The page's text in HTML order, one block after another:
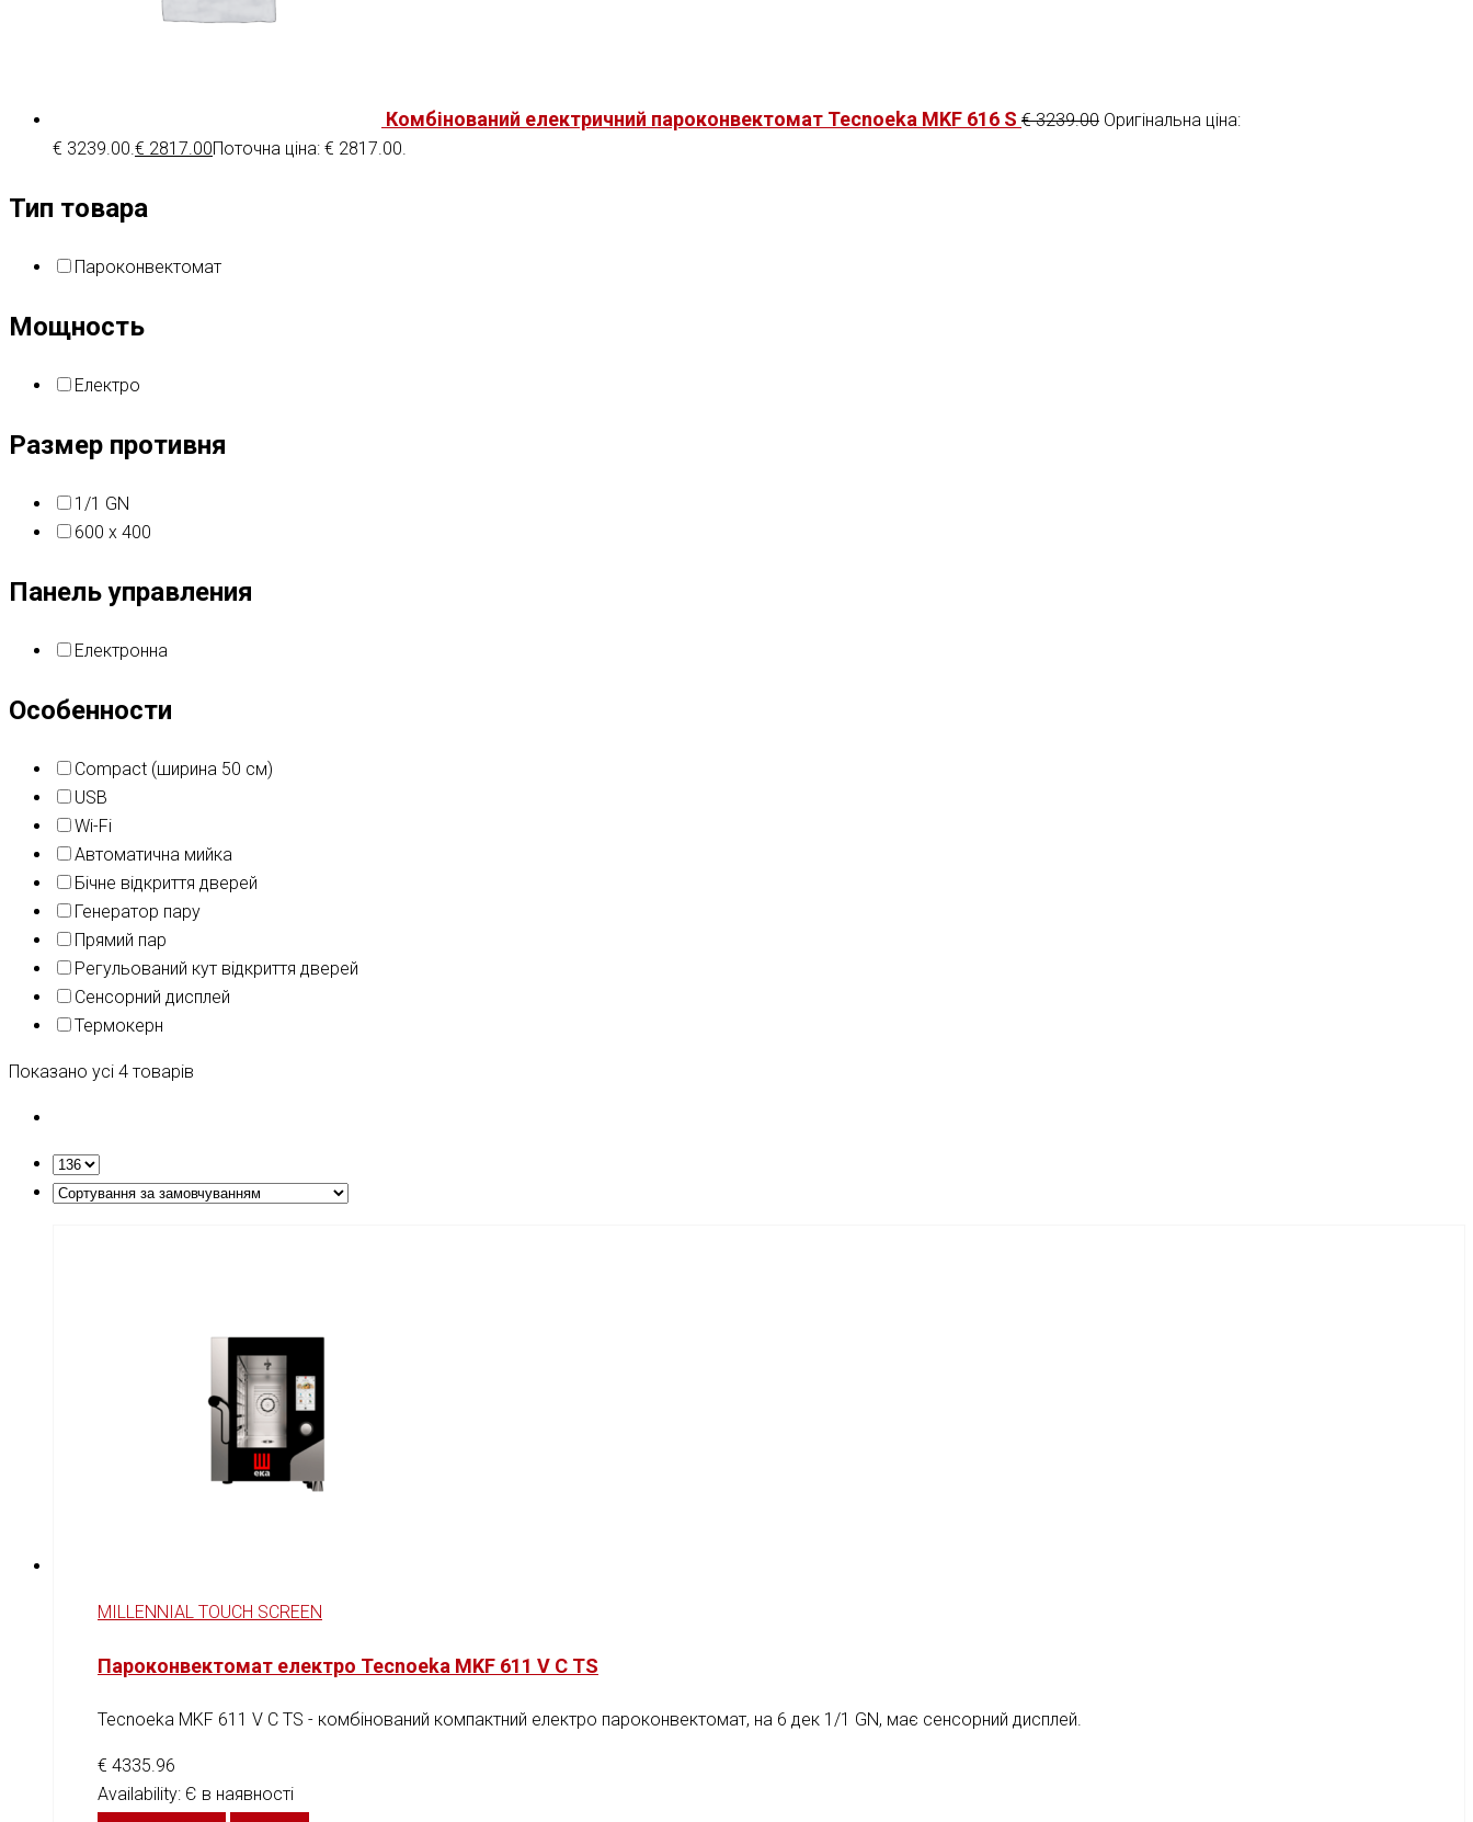
Комбінований електричний пароконвектомат Tecnoeka MKF 616 S €3239.00 Оригінальна ціна:
€ 3239.00. € 2817.00Поточна ціна: € 2817.00.
Тип товара
Пароконвектомат
Мощность
Електро
Размер противня
1/1 GN
600 x 400
Панель управления
Електронна
Особенности
Compact (ширина 50 см)
USB
Wi-Fi
Автоматична мийка
Бічне відкриття дверей
Генератор пару
Прямий пар
Регульований кут відкриття дверей
Сенсорний дисплей
Термокерн
Показано усі 4 товарів
MILLENNIAL TOUCH SCREEN
Пароконвектомат електро Tecnoeka MKF 611 V C TS
Tecnoeka MKF 611 V C TS - комбінований компактний електро пароконвектомат, на 6 дек 1/1 GN, має сенсорний дисплей.
€ 4335.96
Availability: Є в наявності